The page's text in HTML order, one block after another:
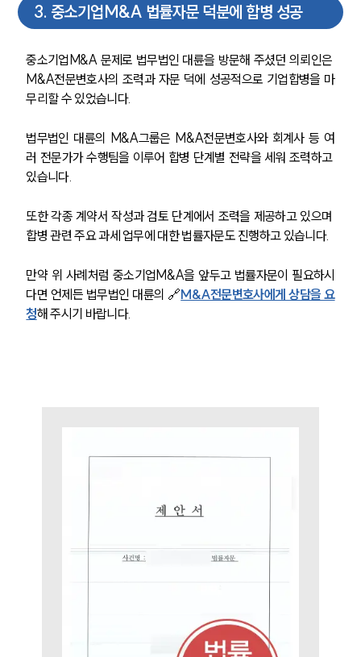
고객의 소리
업무사례
법률지식인
고객후기
3. 중소기업M&A 법률자문 덕분에 합병 성공
중소기업M&A 문제로 법무법인 대륜을 방문해 주셨던 의뢰인은
M&A전문변호사의 조력과 자문 덕에 성공적으로 기업합병을 마
무리할 수 있었습니다.
법무법인 대륜의 M&A그룹은 M&A전문변호사와 회계사 등 여
러 전문가가 수행팀을 이루어 합병 단계별 전략을 세워 조력하고
있습니다.
또한 각종 계약서 작성과 검토 단계에서 조력을 제공하고 있으며
합병 관련 주요 과세 업무에 대한 법률자문도 진행하고 있습니다.
만약 위 사례처럼 중소기업M&A을 앞두고 법률자문이 필요하시
다면 언제든 법무법인 대륜의 🔗M&A전문변호사에게 상담을 요
청해 주시기 바랍니다.